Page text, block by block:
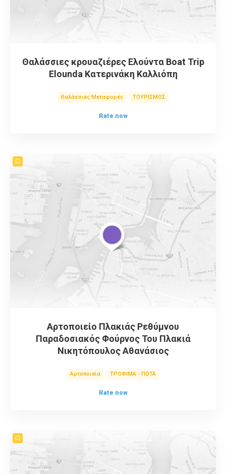
Θαλάσσιες κρουαζιέρες Ελούντα Boat Trip
Elounda Κατερινάκη Καλλιόπη
Θαλάσσιες Μεταφορές ΤΟΥΡΙΣΜΟΣ
Rate now
Αρτοποιείο Πλακιάς Ρεθύμνου
Παραδοσιακός Φούρνος Του Πλακιά
Νικητόπουλος Αθανάσιος
Αρτοποιεία ΤΡΟΦΙΜΑ - ΠΟΤΑ
Rate now